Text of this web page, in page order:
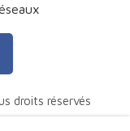
droits réservés